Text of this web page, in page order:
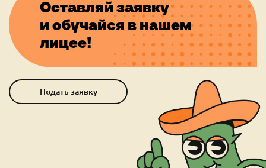
Оставляй заявку
и обучайся в нашем
лицее!
Подать заявку